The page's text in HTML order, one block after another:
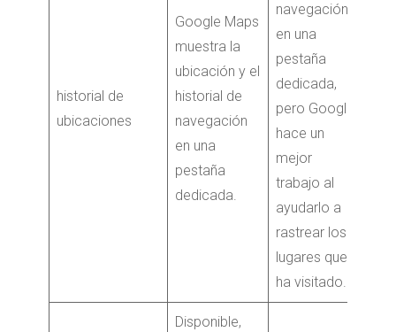
historial de
ubicaciones
Google Maps
muestra la
ubicación y el
historial de
navegación
en una
pestaña
dedicada.
navegación
en una
pestaña
dedicada,
pero Google
hace un
mejor
trabajo al
ayudarlo a
rastrear los
lugares que
ha visitado.
Disponible,